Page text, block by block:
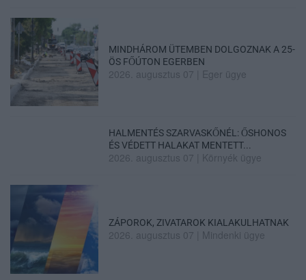
MINDHÁROM ÜTEMBEN DOLGOZNAK A 25-
ÖS FŐÚTON EGERBEN
2026. augusztus 07 Eger ügye
HALMENTÉS SZARVASKŐNÉL: ŐSHONOS
ÉS VÉDETT HALAKAT MENTETT...
2026. augusztus 07 Környék ügye
ZÁPOROK, ZIVATAROK KIALAKULHATNAK
2026. augusztus 07 Mindenki ügye